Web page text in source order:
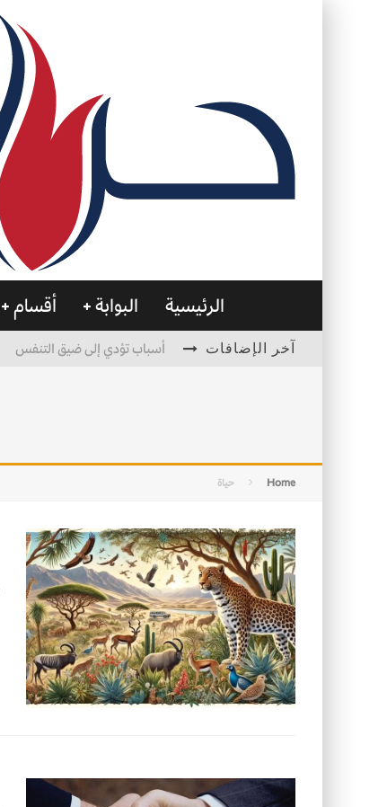
الرئيسية البوابة أقسام
آخر الإضافات أسباب تؤدي إلى ضيق التنفس
Home حياة